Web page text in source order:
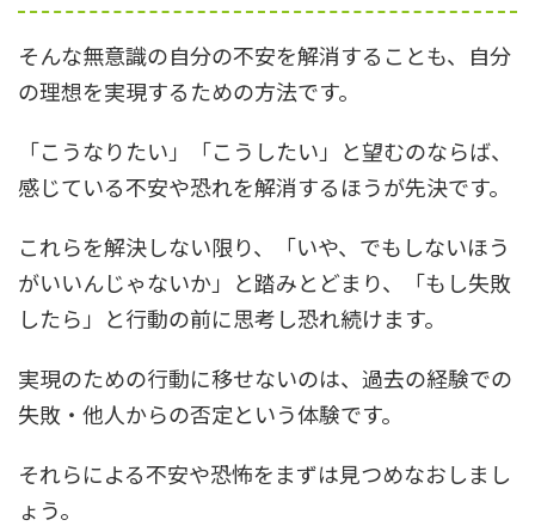
そんな無意識の自分の不安を解消することも、自分
の理想を実現するための方法です。
「こうなりたい」「こうしたい」と望むのならば、
感じている不安や恐れを解消するほうが先決です。
これらを解決しない限り、「いや、でもしないほう
がいいんじゃないか」と踏みとどまり、「もし失敗
したら」と行動の前に思考し恐れ続けます。
実現のための行動に移せないのは、過去の経験での
失敗・他人からの否定という体験です。
それらによる不安や恐怖をまずは見つめなおしまし
ょう。